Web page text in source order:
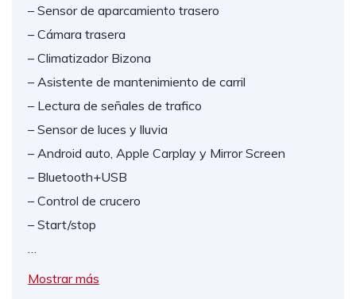
– Sensor de aparcamiento trasero
– Cámara trasera
– Climatizador Bizona
– Asistente de mantenimiento de carril
– Lectura de señales de trafico
– Sensor de luces y lluvia
– Android auto, Apple Carplay y Mirror Screen
– Bluetooth+USB
– Control de crucero
– Start/stop
…
Mostrar más